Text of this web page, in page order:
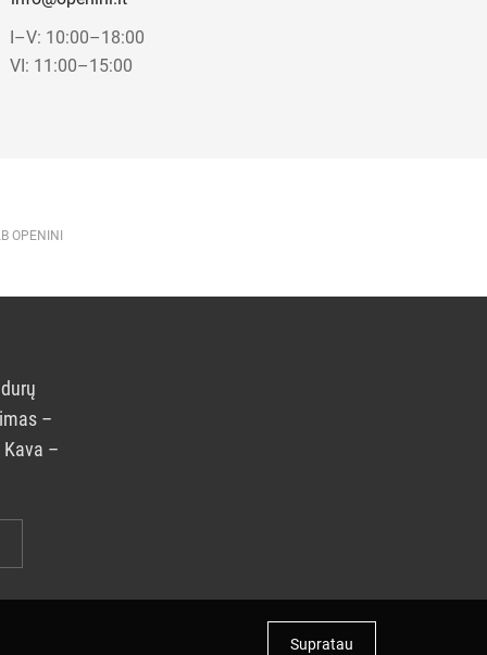
I–V: 10:00–18:00
VI: 11:00–15:00
OPENINI
–
–
Supratau